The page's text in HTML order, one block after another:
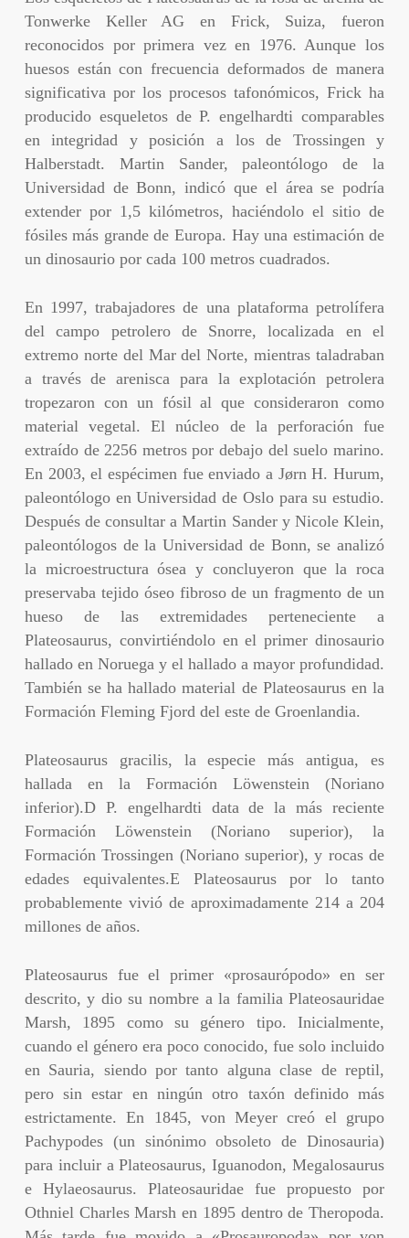
Tonwerke Keller AG en Frick, Suiza, fueron
reconocidos por primera vez en 1976. Aunque los
huesos están con frecuencia deformados de manera
significativa por los procesos tafonómicos, Frick ha
producido esqueletos de P. engelhardti comparables
en integridad y posición a los de Trossingen y
Halberstadt. Martin Sander, paleontólogo de la
Universidad de Bonn, indicó que el área se podría
extender por 1,5 kilómetros, haciéndolo el sitio de
fósiles más grande de Europa. Hay una estimación de
un dinosaurio por cada 100 metros cuadrados.
En 1997, trabajadores de una plataforma petrolífera
del campo petrolero de Snorre, localizada en el
extremo norte del Mar del Norte, mientras taladraban
a través de arenisca para la explotación petrolera
tropezaron con un fósil al que consideraron como
material vegetal. El núcleo de la perforación fue
extraído de 2256 metros por debajo del suelo marino.
En 2003, el espécimen fue enviado a Jørn H. Hurum,
paleontólogo en Universidad de Oslo para su estudio.
Después de consultar a Martin Sander y Nicole Klein,
paleontólogos de la Universidad de Bonn, se analizó
la microestructura ósea y concluyeron que la roca
preservaba tejido óseo fibroso de un fragmento de un
hueso de las extremidades perteneciente a
Plateosaurus, convirtiéndolo en el primer dinosaurio
hallado en Noruega y el hallado a mayor profundidad.
También se ha hallado material de Plateosaurus en la
Formación Fleming Fjord del este de Groenlandia.
Plateosaurus gracilis, la especie más antigua, es
hallada en la Formación Löwenstein (Noriano
inferior).D P. engelhardti data de la más reciente
Formación Löwenstein (Noriano superior), la
Formación Trossingen (Noriano superior), y rocas de
edades equivalentes.E Plateosaurus por lo tanto
probablemente vivió de aproximadamente 214 a 204
millones de años.
Plateosaurus fue el primer «prosaurópodo» en ser
descrito, y dio su nombre a la familia Plateosauridae
Marsh, 1895 como su género tipo. Inicialmente,
cuando el género era poco conocido, fue solo incluido
en Sauria, siendo por tanto alguna clase de reptil,
pero sin estar en ningún otro taxón definido más
estrictamente. En 1845, von Meyer creó el grupo
Pachypodes (un sinónimo obsoleto de Dinosauria)
para incluir a Plateosaurus, Iguanodon, Megalosaurus
e Hylaeosaurus. Plateosauridae fue propuesto por
Othniel Charles Marsh en 1895 dentro de Theropoda.